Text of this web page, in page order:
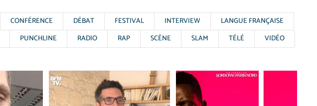
CONFÉRENCE DÉBAT FESTIVAL INTERVIEW
LANGUE FRANÇAISE
PUNCHLINE RADIO RAP SCÈNE SLAM TÉLÉ VIDÉO